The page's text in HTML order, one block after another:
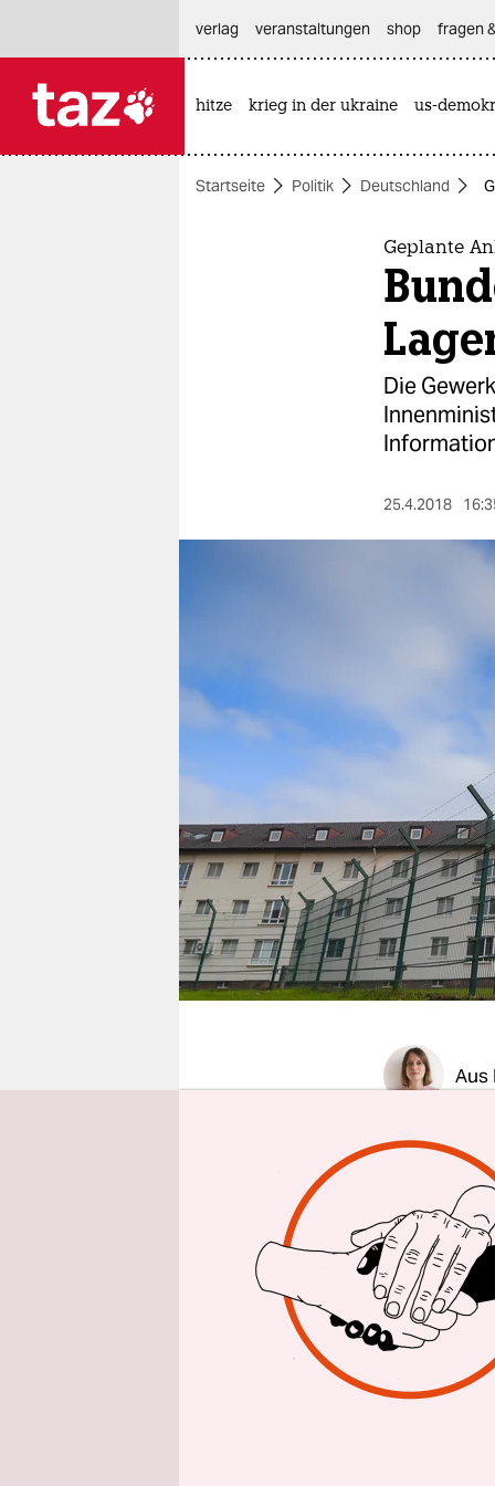
themen
nord
verlag
shop
fragen & hilfe
unterstützen
abo
genossenschaft
epaper login
verlag
veranstaltungen shop fragen
hitze krieg in der ukraine us-
Startseite Politik Deutschland
Geplante
Die
25.4.2018
Aus
Die Kritik
üblichen
von
am
Seine
aus